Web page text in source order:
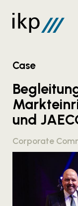
Case
und
Corporate